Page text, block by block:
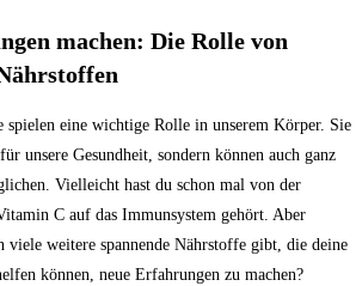
machen: Die Rolle von
eine wichtige Rolle in unserem Körper. Sie
unsere Gesundheit, sondern können auch ganz
Vielleicht hast du schon mal von der
C auf das Immunsystem gehört. Aber
viele weitere spannende Nährstoffe gibt, die deine
können, neue Erfahrungen zu machen?